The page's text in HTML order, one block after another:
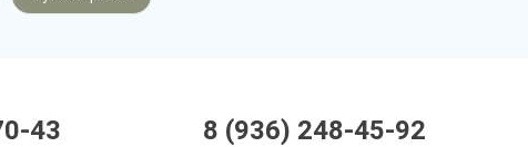
43 8 (936) 248-45-92